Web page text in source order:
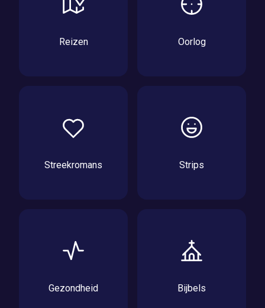
Reizen Oorlog
Streekromans Strips
Gezondheid Bijbels